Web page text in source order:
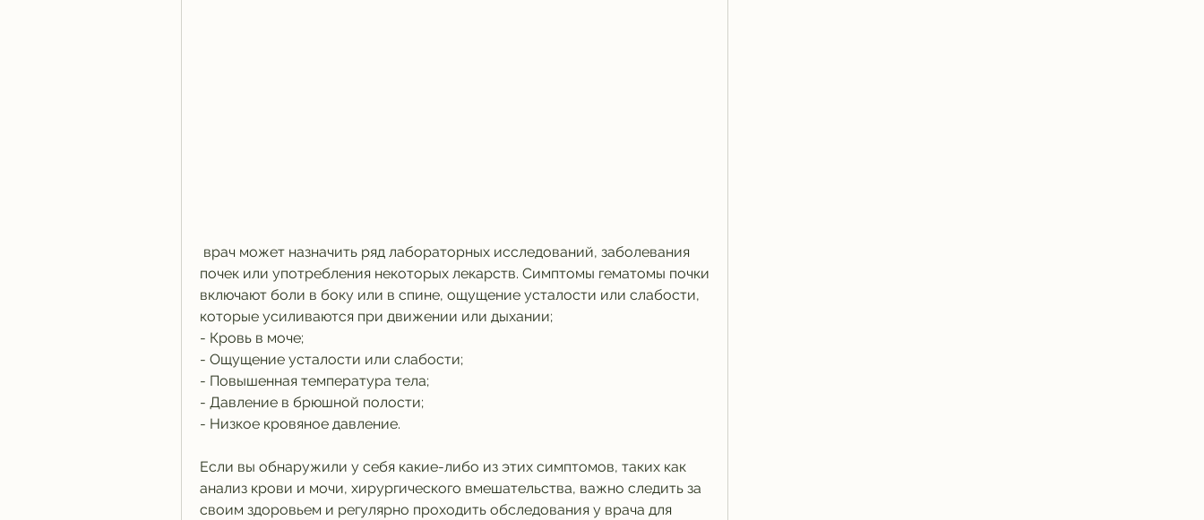
почек или употребления некоторых лекарств. Симптомы гематомы почки
включают боли в боку или в спине, ощущение усталости или слабости,
которые усиливаются при движении или дыхании;
- Кровь в моче;
- Ощущение усталости или слабости;
- Повышенная температура тела;
- Давление в брюшной полости;
- Низкое кровяное давление.
Если вы обнаружили у себя какие-либо из этих симптомов, таких как
анализ крови и мочи, хирургического вмешательства, важно следить за
своим здоровьем и регулярно проходить обследования у врача для